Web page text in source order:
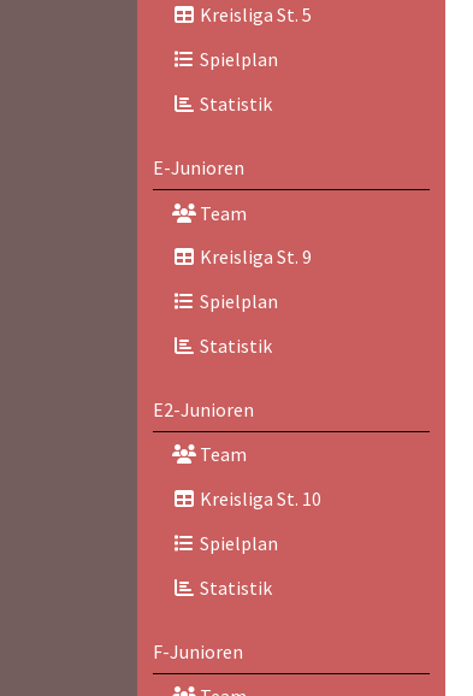
Kreisliga St. 5
Spielplan
Statistik
E-Junioren
Team
Kreisliga St. 9
Spielplan
Statistik
E2-Junioren
Team
Kreisliga St. 10
Spielplan
Statistik
F-Junioren